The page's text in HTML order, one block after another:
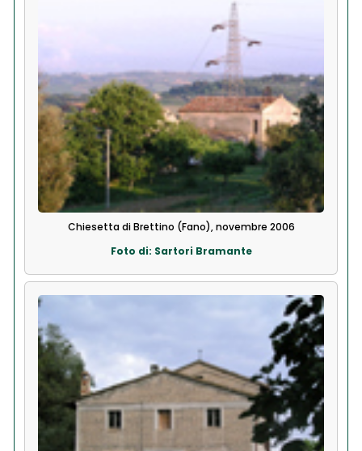
Chiesetta di Brettino (Fano), novembre 2006
Foto di: Sartori Bramante